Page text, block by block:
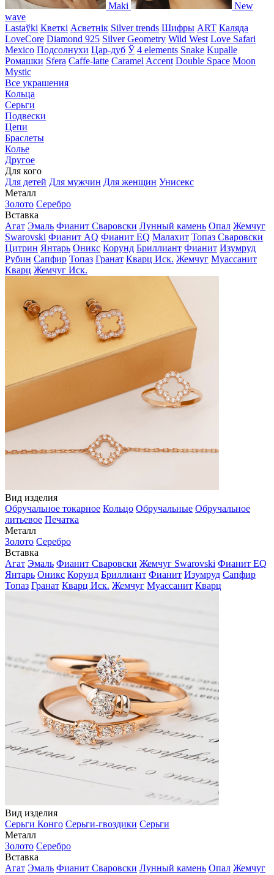
Maki
New
wave
Lastaўki Кветкі Асветнiк Silver trends Шифры ART Каляда
LoveCore Diamond 925 Silver Geometry Wild West Love Safari
Mexico Подсолнухи Цар-дуб Ў 4 elements Snake Kupalle
Ромашки Sfera Caffe-latte Caramel Accent Double Space Moon
Mystic
Все украшения
Кольца
Серьги
Подвески
Цепи
Браслеты
Колье
Другое
Для кого
Для детей Для мужчин Для женщин Унисекс
Металл
Золото Серебро
Вставка
Агат Эмаль Фианит Сваровски Лунный камень Опал Жемчуг
Swarovski Фианит AQ Фианит EQ Малахит Топаз Сваровски
Цитрин Янтарь Оникс Корунд Бриллиант Фианит Изумруд
Рубин Сапфир Топаз Гранат Кварц Иск. Жемчуг Муассанит
Кварц Жемчуг Иск.
Вид изделия
Обручальное токарное Кольцо Обручальные Обручальное
литьевое Печатка
Металл
Золото Серебро
Вставка
Агат Эмаль Фианит Сваровски Жемчуг Swarovski Фианит EQ
Янтарь Оникс Корунд Бриллиант Фианит Изумруд Сапфир
Топаз Гранат Кварц Иск. Жемчуг Муассанит Кварц
Вид изделия
Серьги Конго Серьги-гвоздики Серьги
Металл
Золото Серебро
Вставка
Агат Эмаль Фианит Сваровски Лунный камень Опал Жемчуг